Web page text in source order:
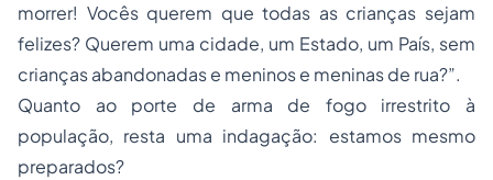
morrer! Vocês querem que todas as crianças sejam
felizes? Querem uma cidade, um Estado, um País, sem
crianças abandonadas e meninos e meninas de rua?”.
Quanto ao porte de arma de fogo irrestrito à
população, resta uma indagação: estamos mesmo
preparados?